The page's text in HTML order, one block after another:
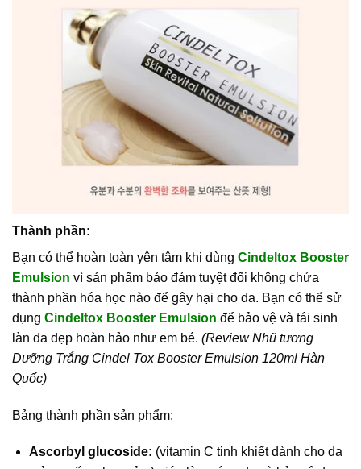
Thành phần:
Bạn có thể hoàn toàn yên tâm khi dùng Cindeltox Booster
Emulsion vì sản phẩm bảo đảm tuyệt đối không chứa
thành phần hóa học nào để gây hại cho da. Bạn có thể sử
dụng Cindeltox Booster Emulsion để bảo vệ và tái sinh
làn da đẹp hoàn hảo như em bé. (Review Nhũ tương
Dưỡng Trắng Cindel Tox Booster Emulsion 120ml Hàn
Quốc)
Bảng thành phần sản phẩm:
Ascorbyl glucoside: (vitamin C tinh khiết dành cho da